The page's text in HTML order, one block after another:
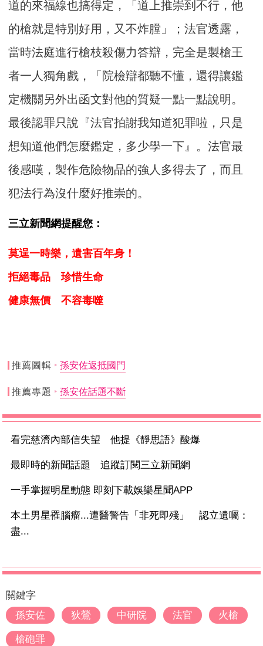
道的來福線也搞得定，「道上推崇到不行，他
的槍就是特別好用，又不炸膛」；法官透露，
當時法庭進行槍枝殺傷力答辯，完全是製槍王
者一人獨角戲，「院檢辯都聽不懂，還得讓鑑
定機關另外出函文對他的質疑一點一點說明。
最後認罪只說『法官拍謝我知道犯罪啦，只是
想知道他們怎麼鑑定，多少學一下』。法官最
後感嘆，製作危險物品的強人多得去了，而且
犯法行為沒什麼好推崇的。
三立新聞網提醒您：
莫逞一時樂，遺害百年身！
拒絕毒品 珍惜生命
健康無價 不容毒噬
推薦圖輯 孫安佐返抵國門
推薦專題 孫安佐話題不斷
看完慈濟內部信失望 他提《靜思語》酸爆
最即時的新聞話題 追蹤訂閱三立新聞網
一手掌握明星動態 即刻下載娛樂星聞APP
本土男星罹腦瘤...遭醫警告「非死即殘」 認立遺囑：
盡...
關鍵字
孫安佐
狄鶯 中研院 法官 火槍
槍砲罪